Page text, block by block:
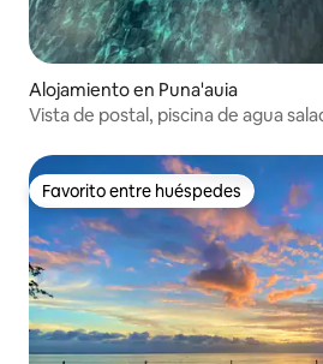
Alojamiento en Puna'auia
Vista de postal, piscina de agua
Favorito entre huéspedes
Favorito entre huéspedes